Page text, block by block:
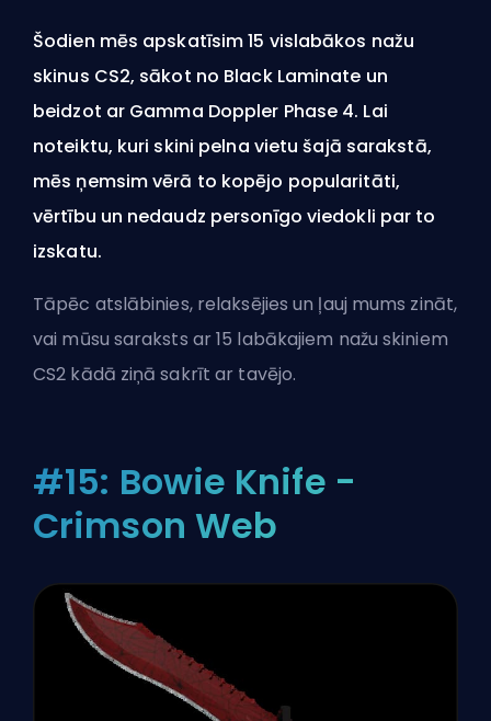
Šodien mēs apskatīsim 15 vislabākos nažu
skinus CS2, sākot no Black Laminate un
beidzot ar Gamma Doppler Phase 4. Lai
noteiktu, kuri skini pelna vietu šajā sarakstā,
mēs ņemsim vērā to kopējo popularitāti,
vērtību un nedaudz personīgo viedokli par to
izskatu.
Tāpēc atslābinies, relaksējies un ļauj mums zināt,
vai mūsu saraksts ar 15 labākajiem nažu skiniem
CS2 kādā ziņā sakrīt ar tavējo.
#15: Bowie Knife -
Crimson Web